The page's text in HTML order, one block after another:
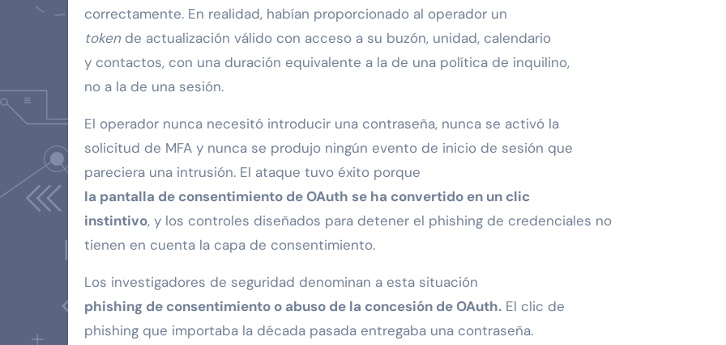
correctamente. En realidad, habían proporcionado al operador un
token de actualización válido con acceso a su buzón, unidad, calendario
y contactos, con una duración equivalente a la de una política de inquilino,
no a la de una sesión.
El operador nunca necesitó introducir una contraseña, nunca se activó la
solicitud de MFA y nunca se produjo ningún evento de inicio de sesión que
pareciera una intrusión. El ataque tuvo éxito porque
la pantalla de consentimiento de OAuth se ha convertido en un clic
instintivo, y los controles diseñados para detener el phishing de credenciales no
tienen en cuenta la capa de consentimiento.
Los investigadores de seguridad denominan a esta situación
phishing de consentimiento o abuso de la concesión de OAuth. El clic de
phishing que importaba la década pasada entregaba una contraseña.